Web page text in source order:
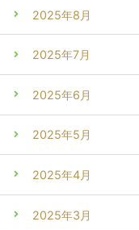
2025年8月
2025年7月
2025年6月
2025年5月
2025年4月
2025年3月